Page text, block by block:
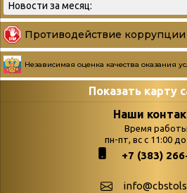
Противодействие коррупции
Независимая оценка качества оказания
Показать карту
Страницы
podvedenie-itogov-festivalya-
paskhalnaya-palitra
Наши
Время
пн-пт, вс с 11:00
+7 (383)